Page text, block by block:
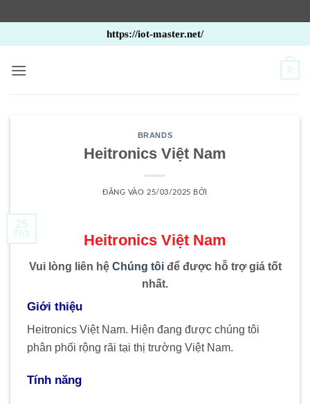
qua
nội
https://iot-master.net/
0
BRANDS
Heitronics Việt Nam
ĐĂNG VÀO 25/03/2025 BỞI
25
Th3 Heitronics Việt Nam
Vui lòng liên hệ Chúng tôi để được hỗ trợ giá tốt
nhất.
Giới thiệu
Heitronics Việt Nam. Hiện đang được chúng tôi
phân phối rộng rãi tại thị trường Việt Nam.
Tính năng